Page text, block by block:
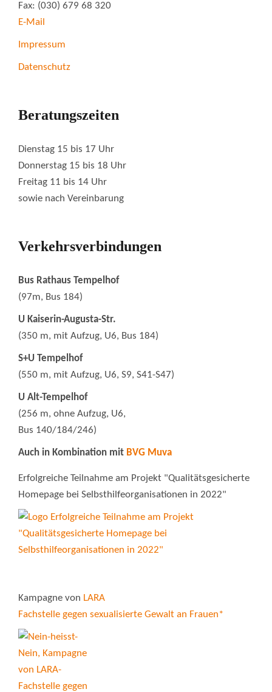
Fax: (030) 679 68 320
E-Mail
Impressum
Datenschutz
Beratungszeiten
Dienstag 15 bis 17 Uhr
Donnerstag 15 bis 18 Uhr
Freitag 11 bis 14 Uhr
sowie nach Vereinbarung
Verkehrsverbindungen
Bus Rathaus Tempelhof
(97m, Bus 184)
U Kaiserin-Augusta-Str.
(350 m, mit Aufzug, U6, Bus 184)
S+U Tempelhof
(550 m, mit Aufzug, U6, S9, S41-S47)
U Alt-Tempelhof
(256 m, ohne Aufzug, U6,
Bus 140/184/246)
Auch in Kombination mit BVG Muva
Erfolgreiche Teilnahme am Projekt "Qualitätsgesicherte
Homepage bei Selbsthilfeorganisationen in 2022"
Kampagne von LARA
Fachstelle gegen sexualisierte Gewalt an Frauen*